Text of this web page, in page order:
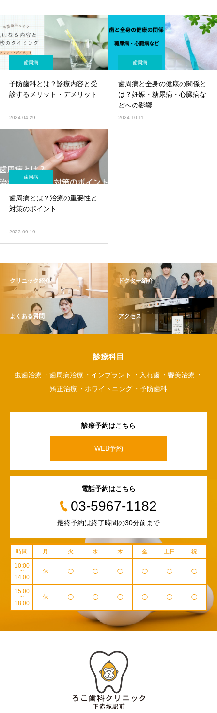
歯周病
予防歯科とは？診療内容と受
診するメリット・デメリット
2024.04.29
歯周病
歯周病と全身の健康の関係と
は？妊娠・糖尿病・心臓病な
どへの影響
2024.10.11
歯周病
歯周病とは？治療の重要性と
対策のポイント
2023.09.19
クリニック紹介 ドクター紹介
よくある質問 アクセス
診療科目
虫歯治療 歯周病治療 インプラント 入れ歯
審美治療
矯正治療
ホワイトニング 予防歯科
診療予約はこちら
WEB予約
電話予約はこちら
03-5967-1182
最終予約は終了時間の30分前まで
時間 月 火 水 木 金 土日 祝
10:00
~
14:00
休 ◯ ◯ ◯ ◯ ◯ ◯
15:00
~
18:00
休 ◯ ◯ ◯ ◯ ◯ ◯